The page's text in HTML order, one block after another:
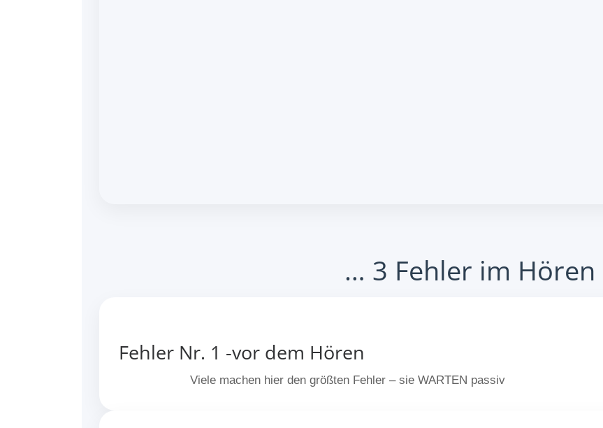
… 3 Fehler im Hören
Fehler Nr. 1 -vor dem Hören
Viele machen hier den größten Fehler – sie WARTEN passiv